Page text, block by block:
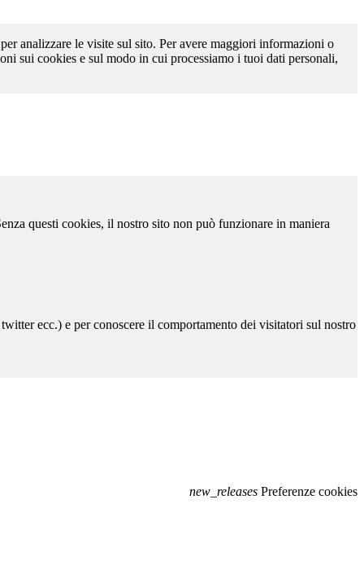
analizzare le visite sul sito. Per avere maggiori informazioni o
sui cookies e sul modo in cui processiamo i tuoi dati personali,
questi cookies, il nostro sito non può funzionare in maniera
ecc.) e per conoscere il comportamento dei visitatori sul nostro
new_releases Preferenze cookies